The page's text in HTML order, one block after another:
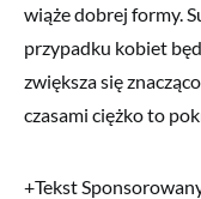
wiąże dobrej formy.
przypadku kobiet
zwiększa się
czasami ciężko to
+Tekst